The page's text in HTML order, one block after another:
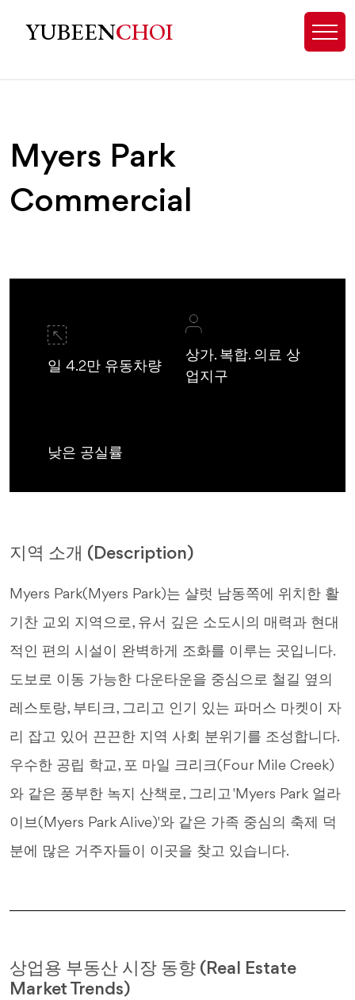
Myers Park, NC Homes for Sale
YUBEENCHOI
Myers Park
Commercial
일 4.2만 유동차량
상가. 복합. 의료 상
업지구
낮은 공실률
지역 소개 (Description)
Myers Park(Myers Park)는 샬럿 남동쪽에 위치한 활
기찬 교외 지역으로, 유서 깊은 소도시의 매력과 현대
적인 편의 시설이 완벽하게 조화를 이루는 곳입니다.
도보로 이동 가능한 다운타운을 중심으로 철길 옆의
레스토랑, 부티크, 그리고 인기 있는 파머스 마켓이 자
리 잡고 있어 끈끈한 지역 사회 분위기를 조성합니다.
우수한 공립 학교, 포 마일 크리크(Four Mile Creek)
와 같은 풍부한 녹지 산책로, 그리고 'Myers Park 얼라
이브(Myers Park Alive)'와 같은 가족 중심의 축제 덕
분에 많은 거주자들이 이곳을 찾고 있습니다.
상업용 부동산 시장 동향 (Real Estate
Market Trends)